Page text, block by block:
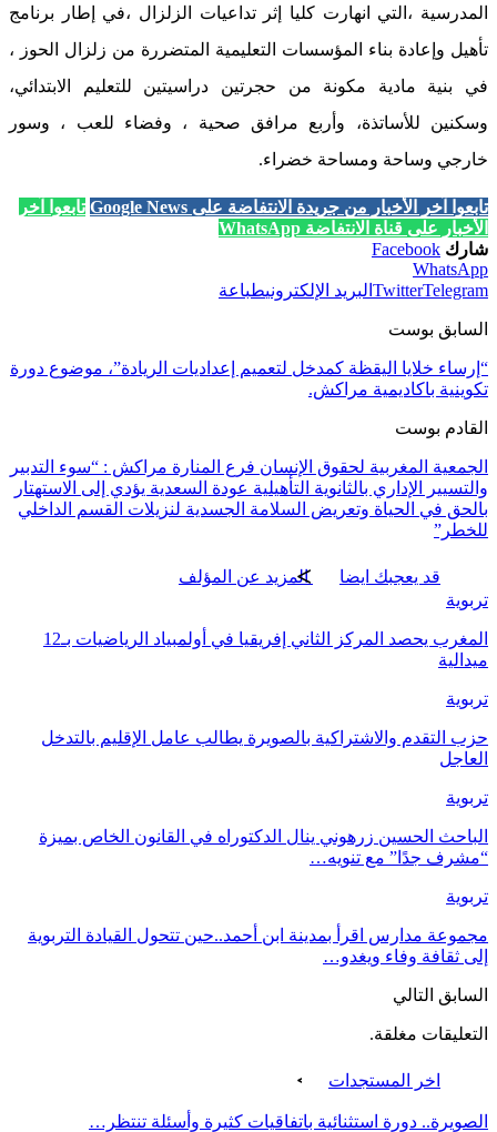
المدرسية ،التي انهارت كليا إثر تداعيات الزلزال ،في إطار برنامج
تأهيل وإعادة بناء المؤسسات التعليمية المتضررة من زلزال الحوز ،
في بنية مادية مكونة من حجرتين دراسيتين للتعليم الابتدائي،
وسكنين للأساتذة، وأربع مرافق صحية ، وفضاء للعب ، وسور
خارجي وساحة ومساحة خضراء.
تابعوا آخر الأخبار من جريدة الانتفاضة على Google News
تابعوا آخر
الأخبار على قناة الانتفاضة WhatsApp
شارك Facebook
WhatsApp
TwitterTelegram البريد الإلكترونيطباعة
السابق بوست
“إرساء خلايا اليقظة كمدخل لتعميم إعداديات الريادة”، موضوع دورة
تكوينية باكاديمية مراكش.
القادم بوست
الجمعية المغربية لحقوق الإنسان فرع المنارة مراكش : “سوء التدبير
والتسيير الإداري بالثانوية التأهيلية عودة السعدية يؤدي إلى الاستهتار
بالحق في الحياة وتعريض السلامة الجسدية لنزيلات القسم الداخلي
للخطر”
قد يعجبك ايضا
المزيد عن المؤلف
تربوية
المغرب يحصد المركز الثاني إفريقيا في أولمبياد الرياضيات بـ12
ميدالية
تربوية
حزب التقدم والاشتراكية بالصويرة يطالب عامل الإقليم بالتدخل
العاجل
تربوية
الباحث الحسين زرهوني ينال الدكتوراه في القانون الخاص بميزة
“مشرف جدًا” مع تنويه…
تربوية
مجموعة مدارس اقرأ بمدينة ابن أحمد..حين تتحول القيادة التربوية
إلى ثقافة وفاء ويغدو…
السابق التالي
التعليقات مغلقة.
اخر المستجدات
الصويرة.. دورة استثنائية باتفاقيات كثيرة وأسئلة تنتظر…